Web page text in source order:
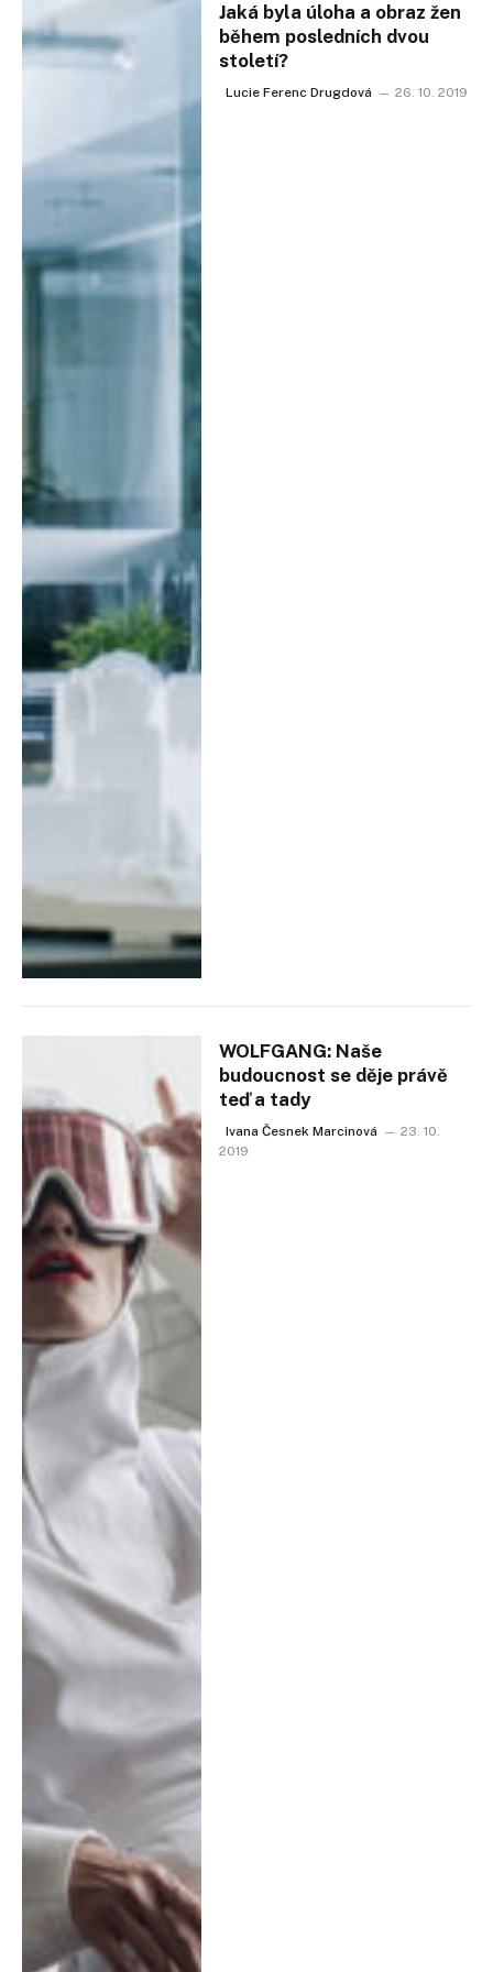
Jaká byla úloha a obraz žen
během posledních dvou
století?
Lucie Ferenc Drugdová 26. 10. 2019
WOLFGANG: Naše
budoucnost se děje právě
teď a tady
Ivana Česnek Marcinová
23. 10.
2019